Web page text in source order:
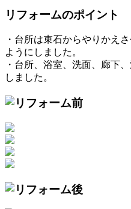
リフォームのポイント
・台所は束石からやりかえ
ようにしました。
・台所、浴室、洗面、廊下
しました。